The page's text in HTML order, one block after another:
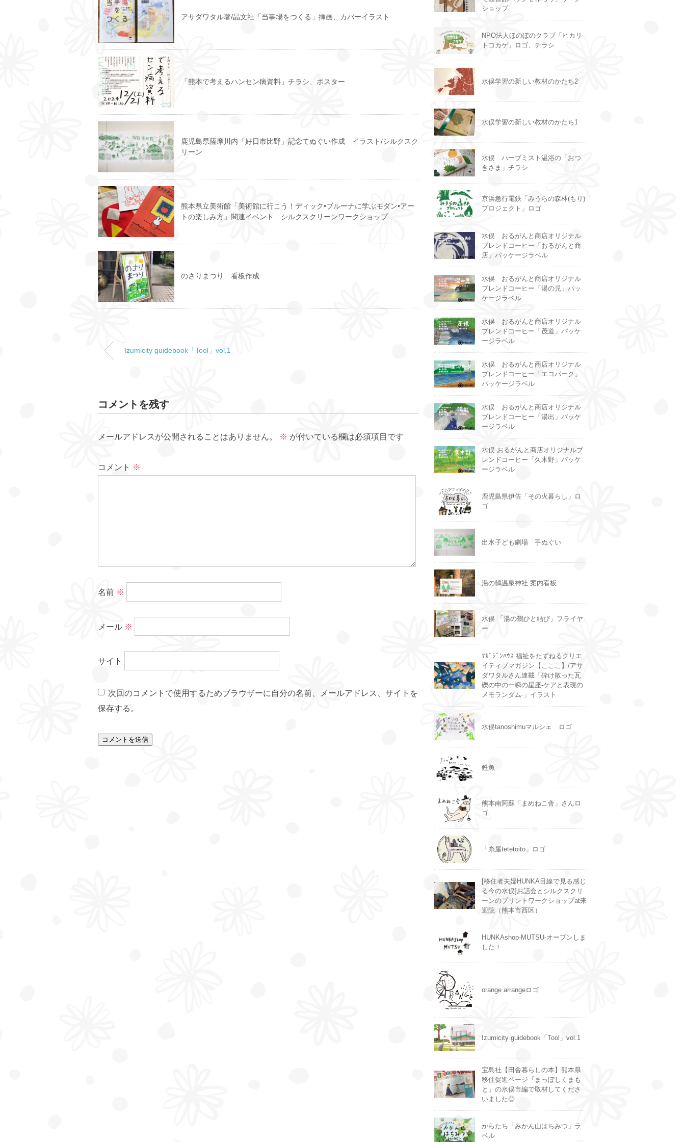
アサダワタル著/晶文社「当事場をつくる」挿画、カバーイラスト
「熊本で考えるハンセン病資料」チラシ、ポスター
鹿児島県薩摩川内「好日市比野」記念てぬぐい作成 イラスト/シルクスク
リーン
熊本県立美術館「美術館に行こう！ディック•ブルーナに学ぶモダン•アー
トの楽しみ方」関連イベント シルクスクリーンワークショップ
のさりまつり 看板作成
Izumicity guidebook「Tool」vol.1
コメントを残す
メールアドレスが公開されることはありません。 ※ が付いている欄は必須項目です
コメント ※
名前 ※
メール ※
サイト
次回のコメントで使用するためブラウザーに自分の名前、メールアドレス、サイトを
保存する。
ショップ
NPO法人ほのぼのクラブ「ヒカリ
トコカゲ」ロゴ、チラシ
水俣学習の新しい教材のかたち2
水俣学習の新しい教材のかたち1
水俣 ハーブミスト温浴の「おつ
きさま」チラシ
京浜急行電鉄「みうらの森林(もり)
プロジェクト」ロゴ
水俣 おるがんと商店オリジナル
ブレンドコーヒー「おるがんと商
店」パッケージラベル
水俣 おるがんと商店オリジナル
ブレンドコーヒー「湯の児」パッ
ケージラベル
水俣 おるがんと商店オリジナル
ブレンドコーヒー「茂道」パッケ
ージラベル
水俣 おるがんと商店オリジナル
ブレンドコーヒー「エコパーク」
パッケージラベル
水俣 おるがんと商店オリジナル
ブレンドコーヒー「湯出」パッケ
ージラベル
水俣 おるがんと商店オリジナルブ
レンドコーヒー「久木野」パッケ
ージラベル
鹿児島県伊佐「その火暮らし」ロ
ゴ
出水子ども劇場 手ぬぐい
湯の鶴温泉神社 案内看板
水俣 「湯の鶴ひと結び」フライヤ
ー
ﾏｶﾞｼﾞﾝﾊｳｽ 福祉をたずねるクリエ
イティブマガジン【こここ】/アサ
ダワタルさん連載「砕け散った瓦
礫の中の一瞬の星座-ケアと表現の
メモランダム-」イラスト
水俣tanoshimuマルシェ ロゴ
甦魚
熊本南阿蘇「まめねこ舎」さんロ
ゴ
「糸屋tetetoito」ロゴ
[移住者夫婦HUNKA目線で見る感じ
る今の水俣]お話会とシルクスクリ
ーンのプリントワークショップat来
迎院（熊本市西区）
HUNKAshop-MUTSU-オープンしま
した！
orange arrangeロゴ
Izumicity guidebook「Tool」vol.1
宝島社【田舎暮らしの本】熊本県
移住促進ページ『まっぽしくまも
と』の水俣市編で取材してくださ
いました◎
からたち「みかん山はちみつ」ラ
ベル